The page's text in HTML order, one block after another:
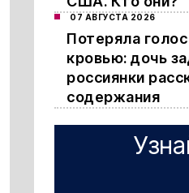
07 АВГУСТА 2026
Потеряла
кровью: дочь
россиянки
содержания